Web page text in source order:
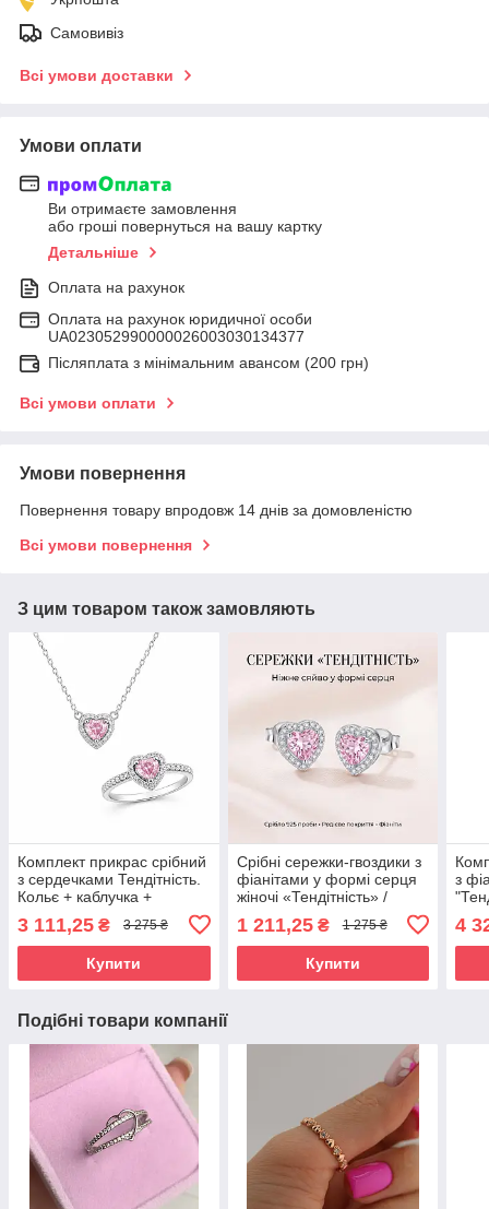
Самовивіз
Всі умови доставки
Умови оплати
Ви отримаєте замовлення
або гроші повернуться на вашу картку
Детальніше
Оплата на рахунок
Оплата на рахунок юридичної особи
UA023052990000026003030134377
Післяплата з мінімальним авансом (200 грн)
Всі умови оплати
Умови повернення
Повернення товару впродовж 14 днів за домовленістю
Всі умови повернення
З цим товаром також замовляють
Комплект прикрас срібний
з сердечками Тендітність.
Кольє + каблучка +
3 111,25 ₴ 3 275 ₴
Купити
Срібні сережки-гвоздики з
фіанітами у формі серця
жіночі «Тендітність» /
сердечка на закрутці
1 211,25₴ 1 275 ₴
Купити
з
4
Подібні товари компанії